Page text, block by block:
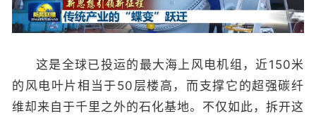
这是全球已投运的最大海上风电机组，近150米
的风电叶片相当于50层楼高，而支撑它的超强碳纤
维却来自于千里之外的石化基地。不仅如此，拆开这